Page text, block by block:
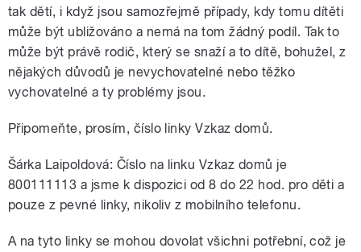
tak dětí, i když jsou samozřejmě případy, kdy tomu dítěti
může být ubližováno a nemá na tom žádný podíl. Tak to
může být právě rodič, který se snaží a to dítě, bohužel, z
nějakých důvodů je nevychovatelné nebo těžko
vychovatelné a ty problémy jsou.
Připomeňte, prosím, číslo linky Vzkaz domů.
Šárka Laipoldová: Číslo na linku Vzkaz domů je
800111113 a jsme k dispozici od 8 do 22 hod. pro děti a
pouze z pevné linky, nikoliv z mobilního telefonu.
A na tyto linky se mohou dovolat všichni potřební, což je